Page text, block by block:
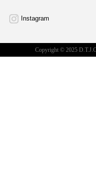
Instagram
Copyright © 2025